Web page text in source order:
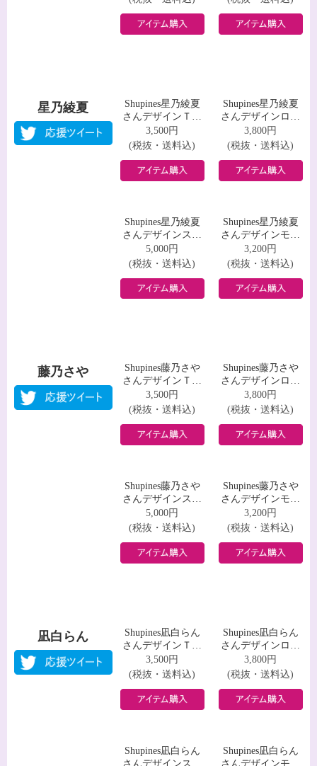
みさんデザインス
ウェット
5,000円
(税抜・送料込)
みさんデザインモ
バイルバッテリー
3,200円
(税抜・送料込)
成瀬陽菜
Shupines成瀬陽菜
さんデザインＴシ
ャツ
3,500円
(税抜・送料込)
Shupines成瀬陽菜
さんデザインロン
グスリーブＴシャ
3,800円
(税抜・送料込)
Shupines成瀬陽菜
さんデザインスウ
ェット
5,000円
(税抜・送料込)
Shupines成瀬陽菜
さんデザインモバ
イルバッテリー
3,200円
(税抜・送料込)
星乃綾夏
Shupines星乃綾夏
さんデザインＴシ
ャツ
3,500円
(税抜・送料込)
Shupines星乃綾夏
さんデザインロン
グスリーブＴシャ
3,800円
(税抜・送料込)
Shupines星乃綾夏
さんデザインスウ
ェット
5,000円
(税抜・送料込)
Shupines星乃綾夏
さんデザインモバ
イルバッテリー
3,200円
(税抜・送料込)
藤乃さや
Shupines藤乃さや
さんデザインＴシ
ャツ
3,500円
(税抜・送料込)
Shupines藤乃さや
さんデザインロン
グスリーブＴシャ
3,800円
(税抜・送料込)